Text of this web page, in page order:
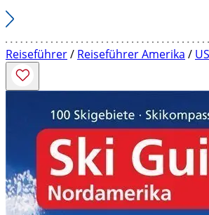
Reiseführer/ Reiseführer Amerika /